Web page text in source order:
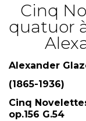
Cinq
quatuor
Alexander
(1865-1936)
Cinq
op.156 G.54